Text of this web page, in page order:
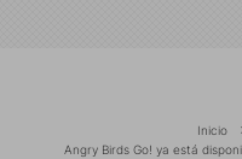
Inicio
Angry Birds Go! ya está